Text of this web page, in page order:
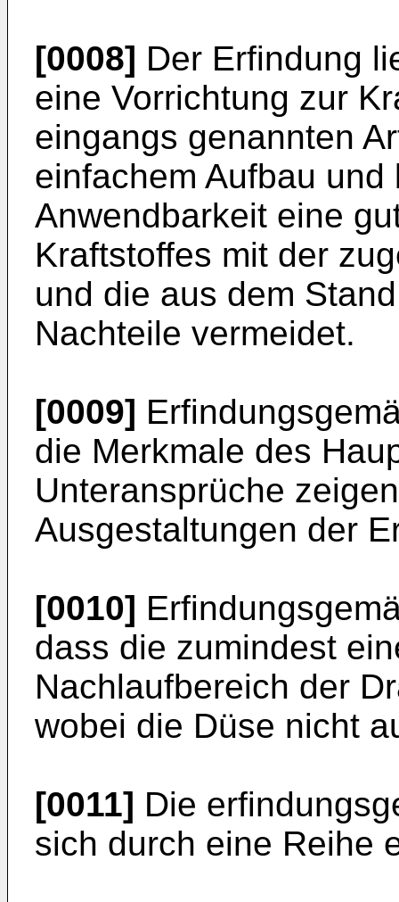
[0008] Der Erfindung
eine Vorrichtung zur
eingangs genannten
einfachem Aufbau
Anwendbarkeit eine
Kraftstoffes mit der
und die aus dem
Nachteile vermeidet.
[0009]
die Merkmale des
Unteransprüche
Ausgestaltungen der
[0010]
dass die zumindest
Nachlaufbereich der
wobei die Düse nicht
[0011] Die
sich durch eine Reihe